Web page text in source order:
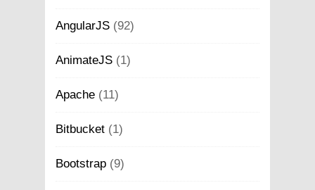
AngularJS (92)
AnimateJS (1)
Apache (11)
Bitbucket (1)
Bootstrap (9)